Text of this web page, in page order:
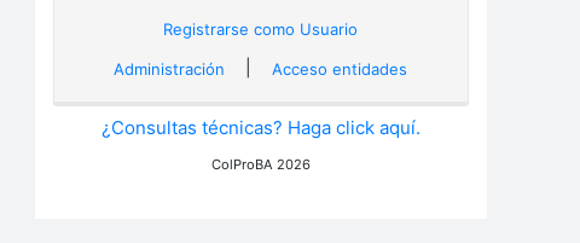
Registrarse como Usuario
Administración Acceso entidades
¿Consultas técnicas? Haga click aquí.
ColProBA 2026